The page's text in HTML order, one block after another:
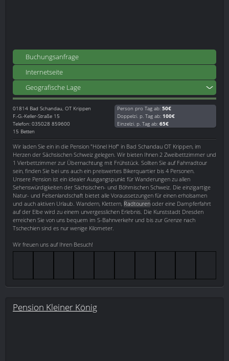
Buchungsanfrage
Internetseite
Geografische Lage
01814 Bad Schandau, OT Krippen
F.-G.-Keller-Straße 15
Telefon: 035028 859600
15 Betten
Person pro Tag ab: 50€
Doppelzi. p. Tag ab: 100€
Einzelzi. p. Tag ab: 65€
Wir laden Sie ein in die Pension "Hönel Hof" in Bad Schandau OT Krippen, im
Herzen der Sächsischen Schweiz gelegen. Wir bieten Ihnen 2 Zweibettzimmer und
1 Vierbettzimmer zur Übernachtung mit Frühstück. Sollten Sie auf Fahrradtour
sein, finden Sie bei uns auch ein preiswertes Bikerquartier bis 4 Personen.
Unsere Pension ist ein idealer Ausgangspunkt für Wanderungen zu allen
Sehenswürdigkeiten der Sächsischen- und Böhmischen Schweiz. Die einzigartige
Natur- und Felsenlandschaft bietet alle Voraussetzungen für einen erholsamen
und auch aktiven Urlaub. Wandern, Klettern, Radtouren oder eine Dampferfahrt
auf der Elbe wird zu einem unvergesslichen Erlebnis. Die Kunststadt Dresden
erreichen Sie von uns bequem im S-Bahnverkehr und bis zur Grenze nach
Tschechien sind es nur wenige Kilometer.
Wir freuen uns auf Ihren Besuch!
Pension Kleiner König